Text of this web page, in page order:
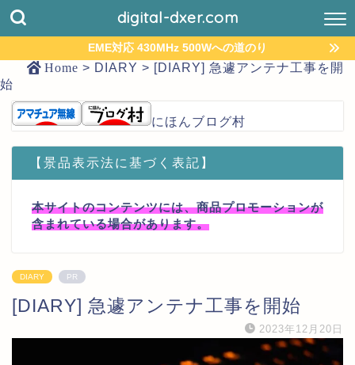
digital-dxer.com
EME対応 430MHz 500Wへの道のり
Home > DIARY > [DIARY] 急遽アンテナ工事を開
始
にほんブログ村
【景品表示法に基づく表記】
本サイトのコンテンツには、商品プロモーションが
含まれている場合があります。
DIARY PR
[DIARY] 急遽アンテナ工事を開始
2023年12月20日